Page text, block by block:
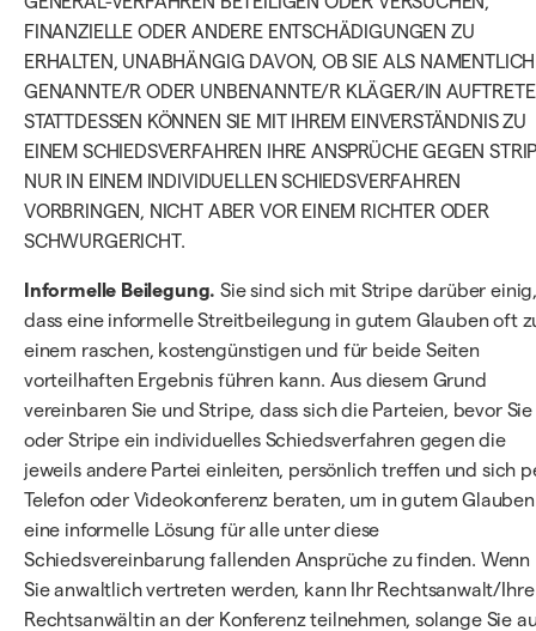
FINANZIELLE ODER ANDERE ENTSCHÄDIGUNGEN ZU
ERHALTEN, UNABHÄNGIG DAVON, OB SIE ALS NAMENTLICH
GENANNTE/R ODER UNBENANNTE/R KLÄGER/IN
STATTDESSEN KÖNNEN SIE MIT IHREM EINVERSTÄNDNIS ZU
EINEM SCHIEDSVERFAHREN IHRE ANSPRÜCHE GEGEN
NUR IN EINEM INDIVIDUELLEN SCHIEDSVERFAHREN
VORBRINGEN, NICHT ABER VOR EINEM RICHTER ODER
SCHWURGERICHT.
Informelle Beilegung. Sie sind sich mit Stripe darüber
dass eine informelle Streitbeilegung in gutem Glauben oft
einem raschen, kostengünstigen und für beide Seiten
vorteilhaften Ergebnis führen kann. Aus diesem Grund
vereinbaren Sie und Stripe, dass sich die Parteien, bevor Sie
oder Stripe ein individuelles Schiedsverfahren gegen die
jeweils andere Partei einleiten, persönlich treffen und sich
Telefon oder Videokonferenz beraten, um in gutem Glauben
eine informelle Lösung für alle unter diese
Schiedsvereinbarung fallenden Ansprüche zu finden. Wenn
Sie anwaltlich vertreten werden, kann Ihr Rechtsanwalt/Ihre
Rechtsanwältin an der Konferenz teilnehmen, solange Sie